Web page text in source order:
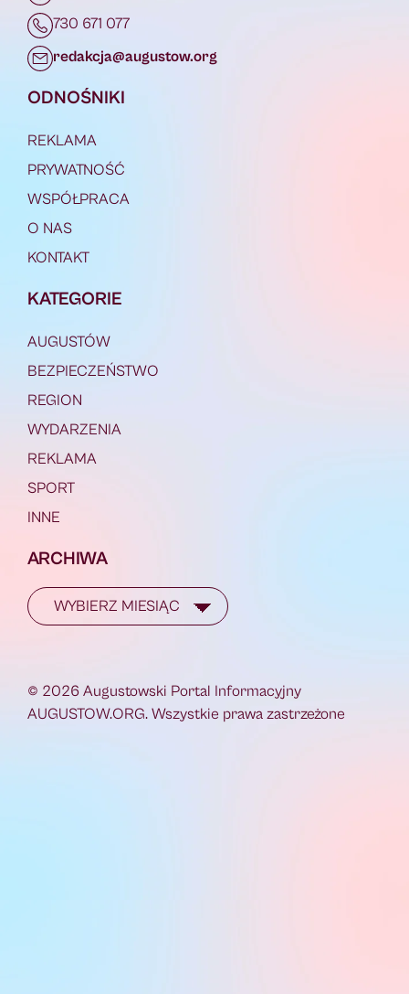
730 671 077
redakcja@augustow.org
ODNOŚNIKI
REKLAMA
PRYWATNOŚĆ
WSPÓŁPRACA
O NAS
KONTAKT
KATEGORIE
AUGUSTÓW
BEZPIECZEŃSTWO
REGION
WYDARZENIA
REKLAMA
SPORT
INNE
ARCHIWA
© 2026 Augustowski Portal Informacyjny
AUGUSTOW.ORG. Wszystkie prawa zastrzeżone